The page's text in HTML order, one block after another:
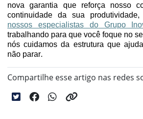
nova garantia que reforça nosso
continuidade da sua produtividade,
nossos especialistas doGrupo
trabalhando para que você foque no
nós cuidamos da estrutura que
não parar.
Compartilhe esse artigo nas redes